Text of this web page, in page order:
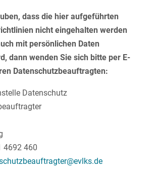
dass die hier aufgeführten
nicht eingehalten werden
mit persönlichen Daten
dann wenden Sie sich bitte per E-
Datenschutzbeauftragten:
Datenschutz
4692 460